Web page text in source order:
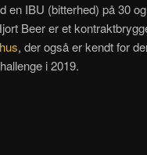
en IBU (bitterhed) på 30
Beer er et
, der også er kendt for
i 2019.